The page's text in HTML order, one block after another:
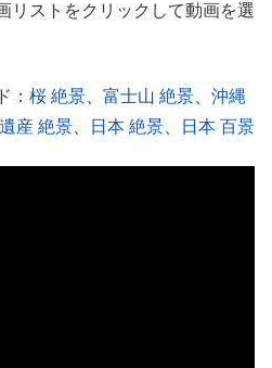
リストをクリックして動画を選
： 桜 絶景 富士山 絶景
沖縄
産 絶景 日本 絶景 日本 百景